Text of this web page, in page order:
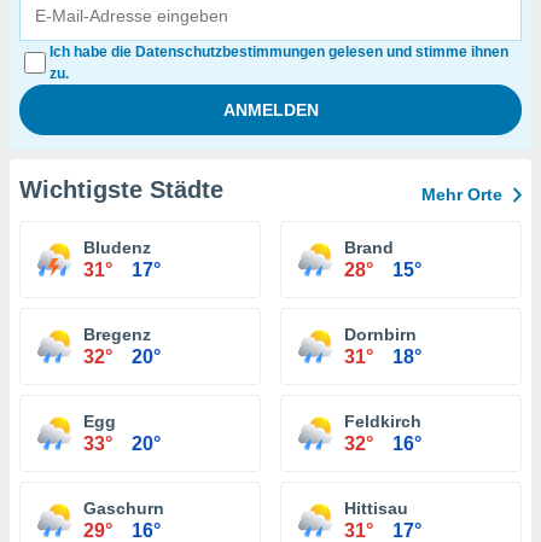
Ich habe die Datenschutzbestimmungen gelesen und stimme ihnen
zu.
Wichtigste Städte Mehr Orte
Bludenz
31° 17°
Brand
28° 15°
Bregenz
32° 20°
Dornbirn
31° 18°
Egg
33° 20°
Feldkirch
32° 16°
Gaschurn
29° 16°
Hittisau
31° 17°